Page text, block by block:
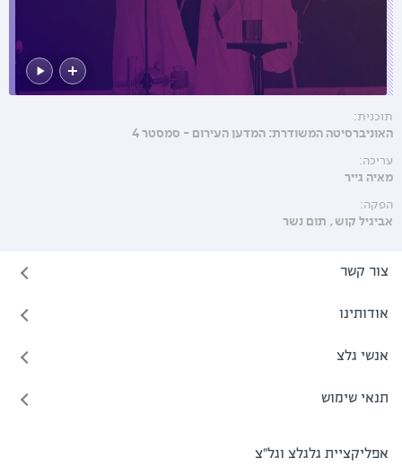
תוכנית:
האוניברסיטה המשודרת: המדען העירום - סמסטר 4
עריכה:
מאיה גייר
הפקה:
אביגיל קוש תום נשר
צור קשר
אודותינו
אנשי גלצ
תנאי שימוש
אפליקציית גלגלצ וגל"צ